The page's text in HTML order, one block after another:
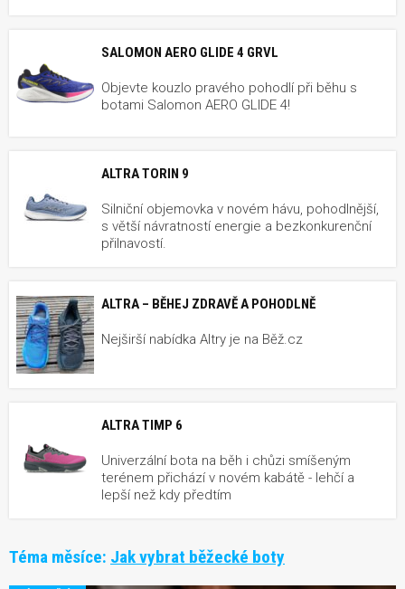
SALOMON AERO GLIDE 4 GRVL
Objevte kouzlo pravého pohodlí při běhu s
botami Salomon AERO GLIDE 4!
ALTRA TORIN 9
Silniční objemovka v novém hávu, pohodlnější,
s větší návratností energie a bezkonkurenční
přilnavostí.
ALTRA – BĚHEJ ZDRAVĚ A POHODLNĚ
Nejširší nabídka Altry je na Běž.cz
ALTRA TIMP 6
Univerzální bota na běh i chůzi smíšeným
terénem přichází v novém kabátě - lehčí a
lepší než kdy předtím
Téma měsíce: Jak vybrat běžecké boty